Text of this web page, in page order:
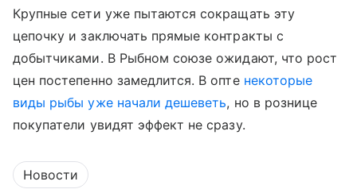
Крупные сети уже пытаются сокращать эту
цепочку и заключать прямые контракты с
добытчиками. В Рыбном союзе ожидают, что рост
цен постепенно замедлится. В опте некоторые
виды рыбы уже начали дешеветь, но в рознице
покупатели увидят эффект не сразу.
Новости